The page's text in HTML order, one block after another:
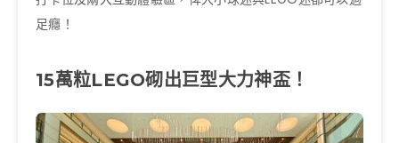
足癮！
15萬粒LEGO砌出巨型大力神盃！